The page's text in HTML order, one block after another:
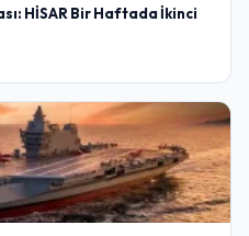
HİSAR Bir Haftada İkinci